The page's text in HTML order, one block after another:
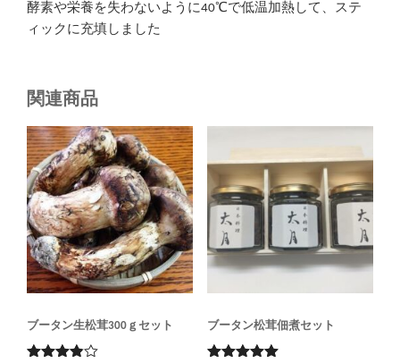
酵素や栄養を失わないように40℃で低温加熱して、ステ
ィックに充填しました
関連商品
ブータン生松茸300ｇセット ブータン松茸佃煮セット